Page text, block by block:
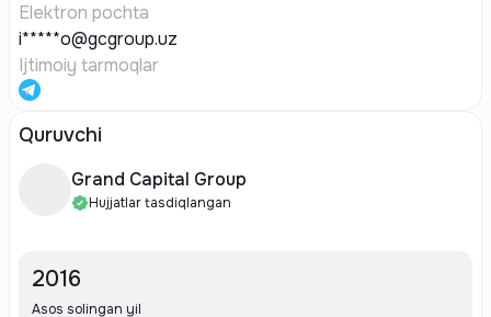
Elektron pochta
i*****o@gcgroup.uz
Ijtimoiy tarmoqlar
Quruvchi
Grand Capital Group
Hujjatlar tasdiqlangan
2016
Asos solingan yil